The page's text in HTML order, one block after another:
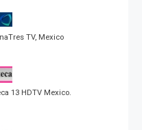
TV, Mexico
13 HDTV Mexico.